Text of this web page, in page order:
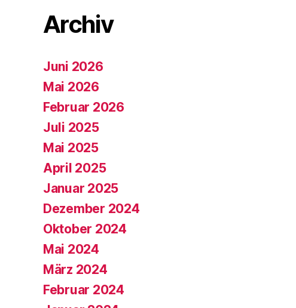
Archiv
Juni 2026
Mai 2026
Februar 2026
Juli 2025
Mai 2025
April 2025
Januar 2025
Dezember 2024
Oktober 2024
Mai 2024
März 2024
Februar 2024